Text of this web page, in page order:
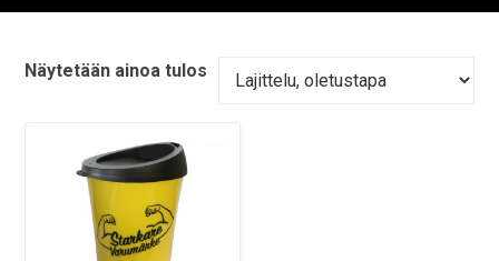
Näytetään ainoa tulos